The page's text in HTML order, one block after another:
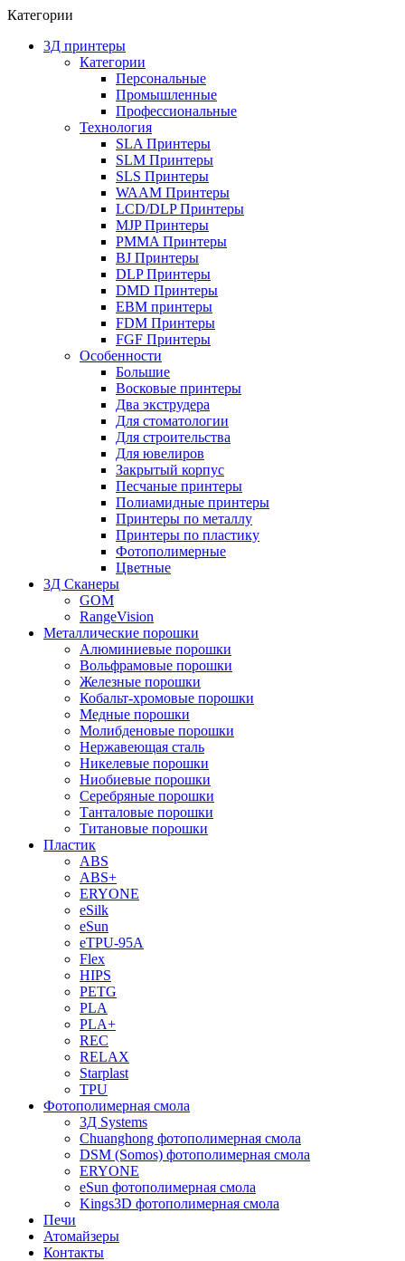
Категории
3Д принтеры
Категории
Персональные
Промышленные
Профессиональные
Технология
SLA Принтеры
SLM Принтеры
SLS Принтеры
WAAM Принтеры
LCD/DLP Принтеры
MJP Принтеры
PMMA Принтеры
BJ Принтеры
DLP Принтеры
DMD Принтеры
EBM принтеры
FDM Принтеры
FGF Принтеры
Особенности
Большие
Восковые принтеры
Два экструдера
Для стоматологии
Для строительства
Для ювелиров
Закрытый корпус
Песчаные принтеры
Полиамидные принтеры
Принтеры по металлу
Принтеры по пластику
Фотополимерные
Цветные
3Д Сканеры
GOM
RangeVision
Металлические порошки
Алюминиевые порошки
Вольфрамовые порошки
Железные порошки
Кобальт-хромовые порошки
Медные порошки
Молибденовые порошки
Нержавеющая сталь
Никелевые порошки
Ниобиевые порошки
Серебряные порошки
Танталовые порошки
Титановые порошки
Пластик
ABS
ABS+
ERYONE
eSilk
eSun
eTPU-95A
Flex
HIPS
PETG
PLA
PLA+
REC
RELAX
Starplast
TPU
Фотополимерная смола
3Д Systems
Chuanghong фотополимерная смола
DSM (Somos) фотополимерная смола
ERYONE
eSun фотополимерная смола
Kings3D фотополимерная смола
Печи
Атомайзеры
Контакты